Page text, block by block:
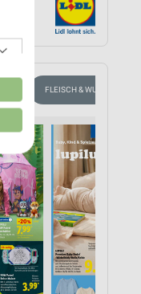
FLEISCH & WURST